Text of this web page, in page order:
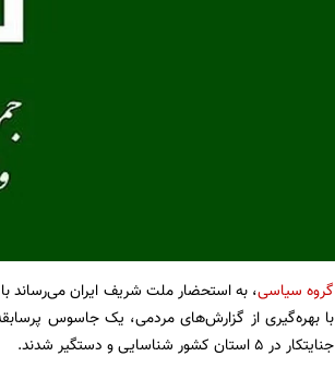
گروه سیاسی، به استحضار ملت شریف ایران می‌رساند
جنایتکار در ۵ استان کشور شناسایی و دستگیر شدند.